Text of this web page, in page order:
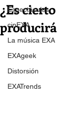
Espectáculos
cinEXA
La música EXA
EXAgeek
Distorsión
EXATrends
¿Es